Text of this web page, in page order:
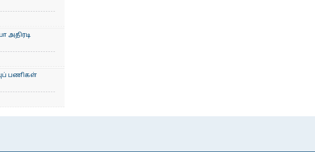
அதிரடி
பணிகள்